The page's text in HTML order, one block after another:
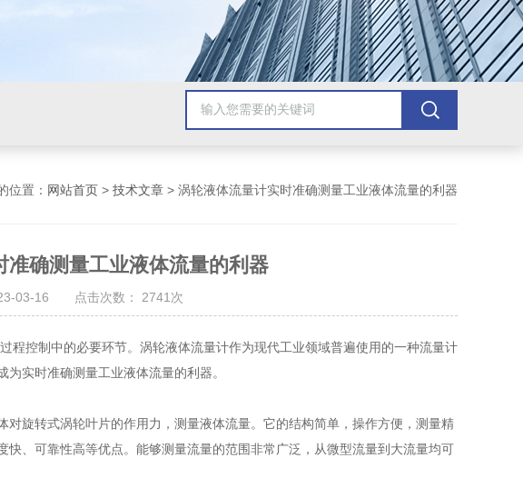
位置： 网站首页 > 技术文章 > 涡轮液体流量计实时准确测量工业液体流量的利器
准确测量工业液体流量的利器
03-16 点击次数： 2741次
控制中的必要环节。涡轮液体流量计作为现代工业领域普遍使用的一种流量计
实时准确测量工业液体流量的利器。
旋转式涡轮叶片的作用力，测量液体流量。它的结构简单，操作方便，测量精
、可靠性高等优点。能够测量流量的范围非常广泛，从微型流量到大流量均可